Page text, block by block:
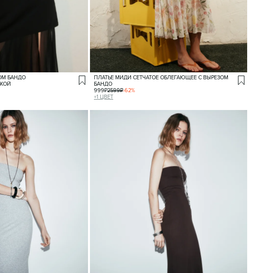
БАНДО
ПЛАТЬЕ МИДИ СЕТЧАТОЕ ОБЛЕГАЮЩЕЕ С ВЫРЕЗОМ
БАНДО
999₽2599₽-62%
+1 ЦВЕТ